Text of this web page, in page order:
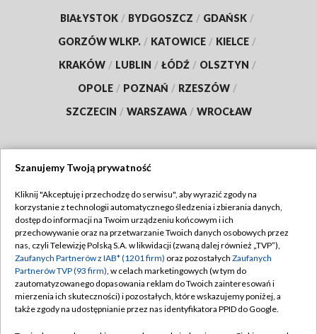
BIAŁYSTOK / BYDGOSZCZ / GDAŃSK /
GORZÓW WLKP. / KATOWICE / KIELCE /
KRAKÓW / LUBLIN / ŁÓDŹ / OLSZTYN /
OPOLE / POZNAŃ / RZESZÓW /
SZCZECIN / WARSZAWA / WROCŁAW
TVP
Abonament TVP
Emisja w TVP
Centrum informacji TVP
Naziemna Telewizja Cyfrowa
Regulamin TVP
Polityka prywatności
Moje zgody
Pomoc
Szanujemy Twoją prywatność
Kliknij "Akceptuję i przechodzę do serwisu", aby wyrazić zgody na
korzystanie z technologii automatycznego śledzenia i zbierania danych,
dostęp do informacji na Twoim urządzeniu końcowym i ich
przechowywanie oraz na przetwarzanie Twoich danych osobowych przez
nas, czyli Telewizję Polską S.A. w likwidacji (zwaną dalej również „TVP”),
Zaufanych Partnerów z IAB* (1201 firm) oraz pozostałych Zaufanych
Partnerów TVP (93 firm), w celach marketingowych (w tym do
zautomatyzowanego dopasowania reklam do Twoich zainteresowań i
mierzenia ich skuteczności) i pozostałych, które wskazujemy poniżej, a
także zgody na udostępnianie przez nas identyfikatora PPID do Google.